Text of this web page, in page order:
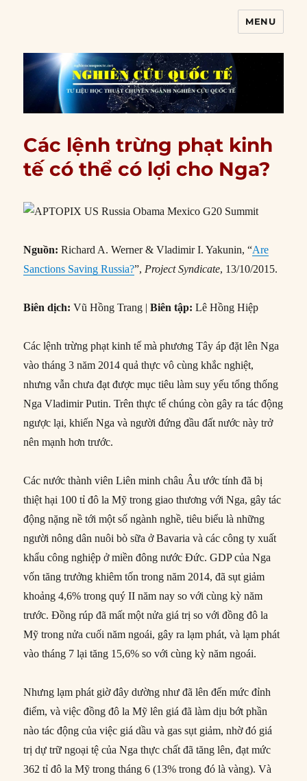
MENU
Các lệnh trừng phạt kinh
tế có thể có lợi cho Nga?
Nguồn: Richard A. Werner & Vladimir I. Yakunin, “Are
Sanctions Saving Russia?”, Project Syndicate, 13/10/2015.
Biên dịch: Vũ Hồng Trang |Biên tập: Lê Hồng Hiệp
Các lệnh trừng phạt kinh tế mà phương Tây áp đặt lên Nga
vào tháng 3 năm 2014 quả thực vô cùng khắc nghiệt,
nhưng vẫn chưa đạt được mục tiêu làm suy yếu tổng thống
Nga Vladimir Putin. Trên thực tế chúng còn gây ra tác động
ngược lại, khiến Nga và người đứng đầu đất nước này trở
nên mạnh hơn trước.
Các nước thành viên Liên minh châu Âu ước tính đã bị
thiệt hại 100 tỉ đô la Mỹ trong giao thương với Nga, gây tác
động nặng nề tới một số ngành nghề, tiêu biểu là những
người nông dân nuôi bò sữa ở Bavaria và các công ty xuất
khẩu công nghiệp ở miền đông nước Đức. GDP của Nga
vốn tăng trưởng khiêm tốn trong năm 2014, đã sụt giảm
khoảng 4,6% trong quý II năm nay so với cùng kỳ năm
trước. Đồng rúp đã mất một nửa giá trị so với đồng đô la
Mỹ trong nửa cuối năm ngoái, gây ra lạm phát, và lạm phát
vào tháng 7 lại tăng 15,6% so với cùng kỳ năm ngoái.
Nhưng lạm phát giờ đây dường như đã lên đến mức đỉnh
điểm, và việc đồng đô la Mỹ lên giá đã làm dịu bớt phần
nào tác động của việc giá dầu và gas sụt giảm, nhờ đó giá
trị dự trữ ngoại tệ của Nga thực chất đã tăng lên, đạt mức
362 tỉ đô la Mỹ trong tháng 6 (13% trong đó là vàng). Và